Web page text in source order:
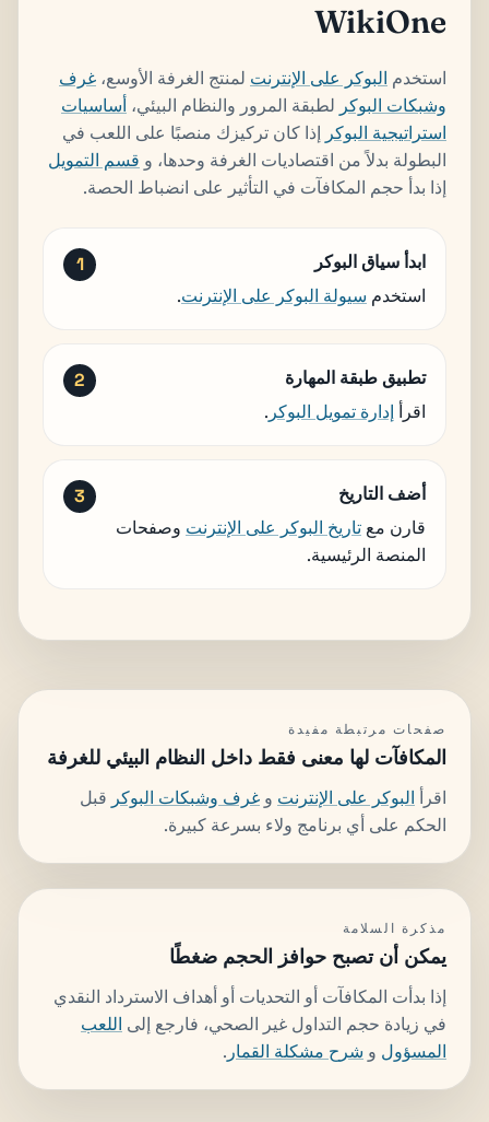
WikiOne
استخدم البوكر على الإنترنت لمنتج الغرفة الأوسع، غرف
وشبكات البوكر لطبقة المرور والنظام البيئي، أساسيات
استراتيجية البوكر إذا كان تركيزك منصبًا على اللعب في
البطولة بدلاً من اقتصاديات الغرفة وحدها، و قسم التمويل
إذا بدأ حجم المكافآت في التأثير على انضباط الحصة.
ابدأ سياق البوكر
استخدم سيولة البوكر على الإنترنت.
تطبيق طبقة المهارة
اقرأ إدارة تمويل البوكر .
أضف التاريخ
قارن مع تاريخ البوكر على الإنترنت وصفحات
المنصة الرئيسية.
صفحات مرتبطة مفيدة
المكافآت لها معنى فقط داخل النظام البيئي للغرفة
اقرأ البوكر على الإنترنت و غرف وشبكات البوكر قبل
الحكم على أي برنامج ولاء بسرعة كبيرة.
مذكرة السلامة
يمكن أن تصبح حوافز الحجم ضغطًا
إذا بدأت المكافآت أو التحديات أو أهداف الاسترداد النقدي
في زيادة حجم التداول غير الصحي، فارجع إلى اللعب
المسؤول و شرح مشكلة القمار .